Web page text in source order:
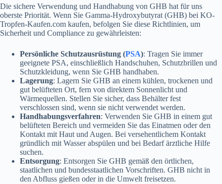
Die sichere Verwendung und Handhabung von GHB hat für uns
oberste Priorität. Wenn Sie Gamma-Hydroxybutyrat (GHB) bei KO-
Tropfen-Kaufen.com kaufen, befolgen Sie diese Richtlinien, um
Sicherheit und Compliance zu gewährleisten:
Persönliche Schutzausrüstung (PSA): Tragen Sie immer
geeignete PSA, einschließlich Handschuhen, Schutzbrillen und
Schutzkleidung, wenn Sie GHB handhaben.
Lagerung: Lagern Sie GHB an einem kühlen, trockenen und
gut belüfteten Ort, fern von direktem Sonnenlicht und
Wärmequellen. Stellen Sie sicher, dass Behälter fest
verschlossen sind, wenn sie nicht verwendet werden.
Handhabungsverfahren: Verwenden Sie GHB in einem gut
belüfteten Bereich und vermeiden Sie das Einatmen oder den
Kontakt mit Haut und Augen. Bei versehentlichem Kontakt
gründlich mit Wasser abspülen und bei Bedarf ärztliche Hilfe
suchen.
Entsorgung: Entsorgen Sie GHB gemäß den örtlichen,
staatlichen und bundesstaatlichen Vorschriften. GHB nicht in
den Abfluss gießen oder in die Umwelt freisetzen.